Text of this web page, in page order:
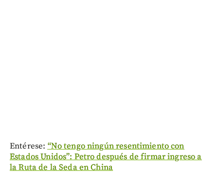
Entérese: “No tengo ningún resentimiento con
Estados Unidos”: Petro después de firmar ingreso a
la Ruta de la Seda en China